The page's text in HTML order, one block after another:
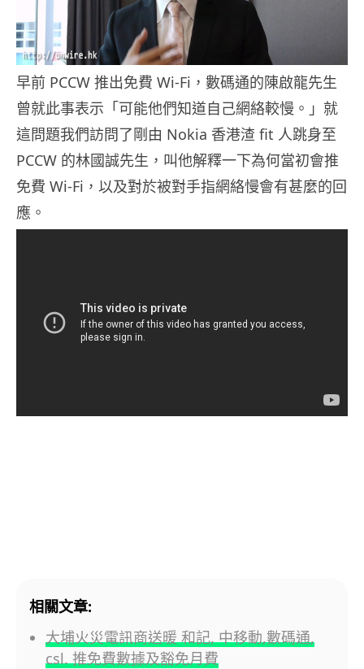
早前 PCCW 推出免費 Wi-Fi，數碼通的陳啟龍先生
曾就此事表示「可能他們知道自己網絡較慢。」就
這問題我們訪問了剛由 Nokia 香港渣 fit 人跳身至
PCCW 的林國誠先生，叫他解釋一下為何當初會推
免費 Wi-Fi，以及對於被對手指網絡慢會有甚麼的回
應。
相關文章:
大埔火災電訊商送暖 和記, 中移動,數碼通,
csl. 推免費數據及豁免月費